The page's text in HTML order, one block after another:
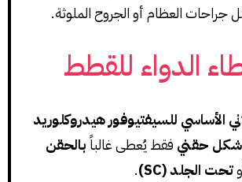
جراحات العظام أو الجروح الملوثة.
الدواء للقطط
الأساسي للسيفتيوفور هيدروكلوريد
شكل حقني فقط يُعطى غالباًبالحقن
تحت الجلد (SC) .